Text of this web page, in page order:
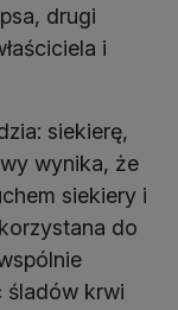
drugi
i
siekierę,
wynika, że
siekiery i
do
śladów krwi